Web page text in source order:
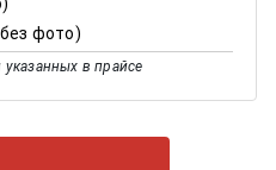
фото)
в прайсе